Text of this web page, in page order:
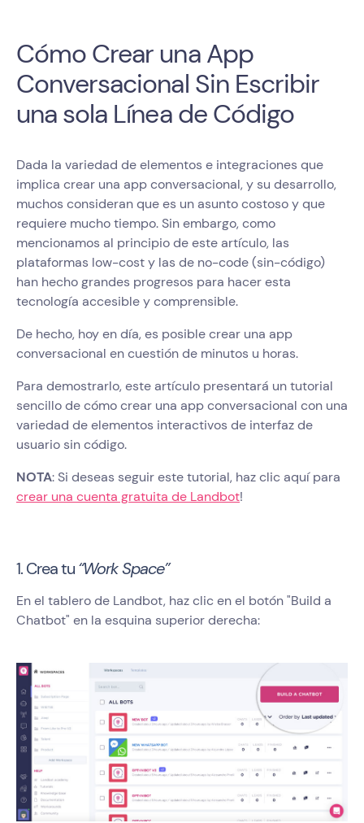
Cómo Crear una App
Conversacional Sin Escribir
una sola Línea de Código
Dada la variedad de elementos e integraciones que
implica crear una app conversacional, y su desarrollo,
muchos consideran que es un asunto costoso y que
requiere mucho tiempo. Sin embargo, como
mencionamos al principio de este artículo, las
plataformas low-cost y las de no-code (sin-código)
han hecho grandes progresos para hacer esta
tecnología accesible y comprensible.
De hecho, hoy en día, es posible crear una app
conversacional en cuestión de minutos u horas.
Para demostrarlo, este artículo presentará un tutorial
sencillo de cómo crear una app conversacional con una
variedad de elementos interactivos de interfaz de
usuario sin código.
NOTA: Si deseas seguir este tutorial, haz clic aquí para
crear una cuenta gratuita de Landbot!
1. Crea tu“Work Space”
En el tablero de Landbot, haz clic en el botón "Build a
Chatbot" en la esquina superior derecha: